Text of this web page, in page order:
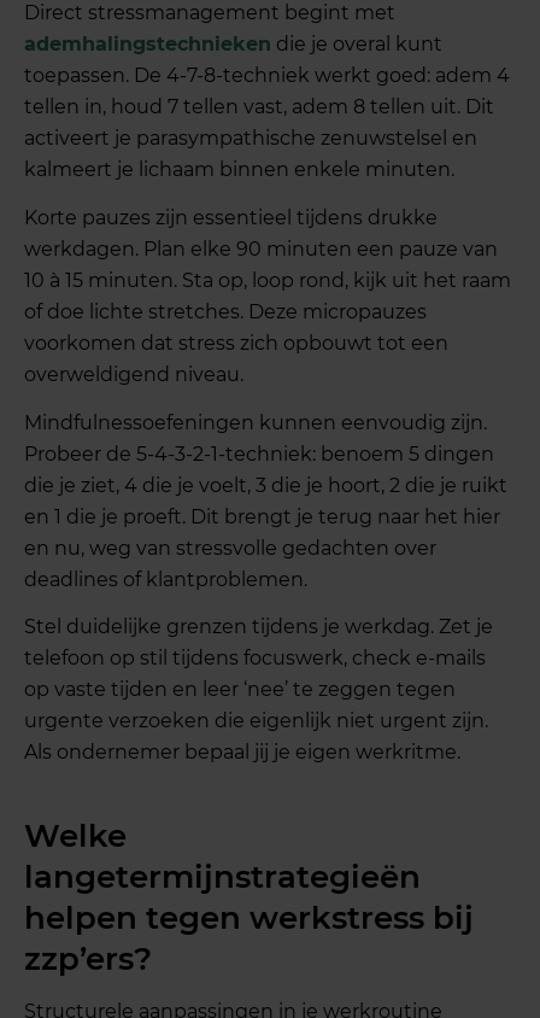
Direct stressmanagement begint met
ademhalingstechnieken die je overal kunt
toepassen. De 4-7-8-techniek werkt goed: adem 4
tellen in, houd 7 tellen vast, adem 8 tellen uit. Dit
activeert je parasympathische zenuwstelsel en
kalmeert je lichaam binnen enkele minuten.
Korte pauzes zijn essentieel tijdens drukke
werkdagen. Plan elke 90 minuten een pauze van
10 à 15 minuten. Sta op, loop rond, kijk uit het raam
of doe lichte stretches. Deze micropauzes
voorkomen dat stress zich opbouwt tot een
overweldigend niveau.
Mindfulnessoefeningen kunnen eenvoudig zijn.
Probeer de 5-4-3-2-1-techniek: benoem 5 dingen
die je ziet, 4 die je voelt, 3 die je hoort, 2 die je ruikt
en 1 die je proeft. Dit brengt je terug naar het hier
en nu, weg van stressvolle gedachten over
deadlines of klantproblemen.
Stel duidelijke grenzen tijdens je werkdag. Zet je
telefoon op stil tijdens focuswerk, check e-mails
op vaste tijden en leer ‘nee’ te zeggen tegen
urgente verzoeken die eigenlijk niet urgent zijn.
Als ondernemer bepaal jij je eigen werkritme.
Welke
langetermijnstrategieën
helpen tegen werkstress bij
zzp’ers?
Structurele aanpassingen in je werkroutine